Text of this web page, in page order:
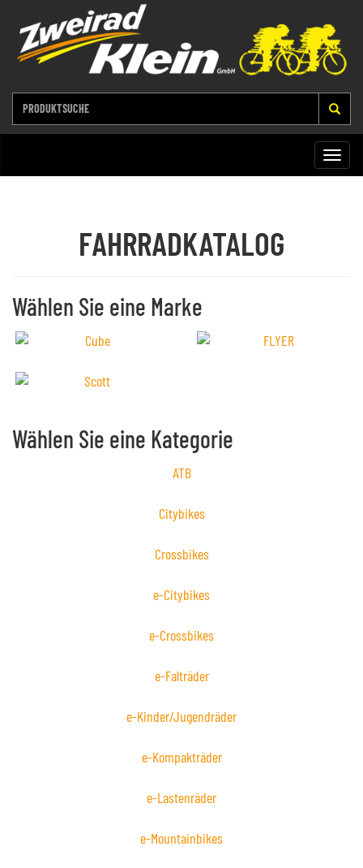
Toggle
FAHRRADKATALOG
Wählen Sie eine Marke
Wählen Sie eine Kategorie
ATB
Citybikes
Crossbikes
e-Citybikes
e-Crossbikes
e-Falträder
e-Kinder/Jugendräder
e-Kompakträder
e-Lastenräder
e-Mountainbikes